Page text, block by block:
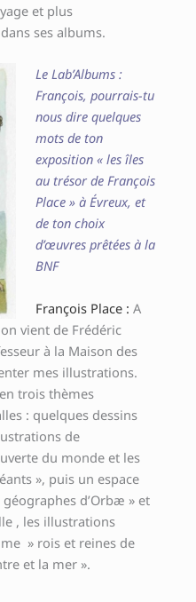
et plus
ses albums.
Le Lab’Albums :
François, pourrais-tu
nous dire quelques
mots de ton
exposition « les îles
au trésor de François
Place » à Évreux, et
de ton choix
d’œuvres prêtées à la
BNF
François Place : A
vient de Frédéric
à la Maison des
mes illustrations.
trois thèmes
: quelques dessins
de
du monde et les
», puis un espace
géographes d’Orbæ » et
, les illustrations
» rois et reines de
et la mer ».